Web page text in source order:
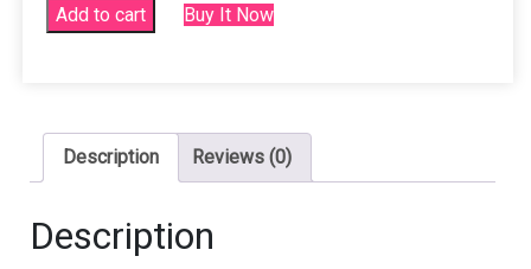
সিল্ক
quantity
Add to cart Buy It Now
Description Reviews (0)
Description